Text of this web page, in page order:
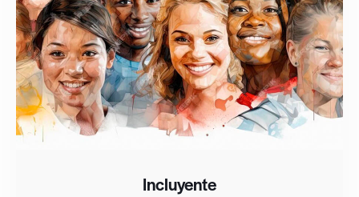
Incluyente